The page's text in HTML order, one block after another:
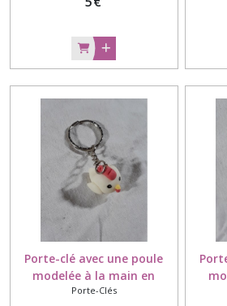
Porte-clé avec une poule
modelée à la main en
porcelaine froide
Porte-Clés